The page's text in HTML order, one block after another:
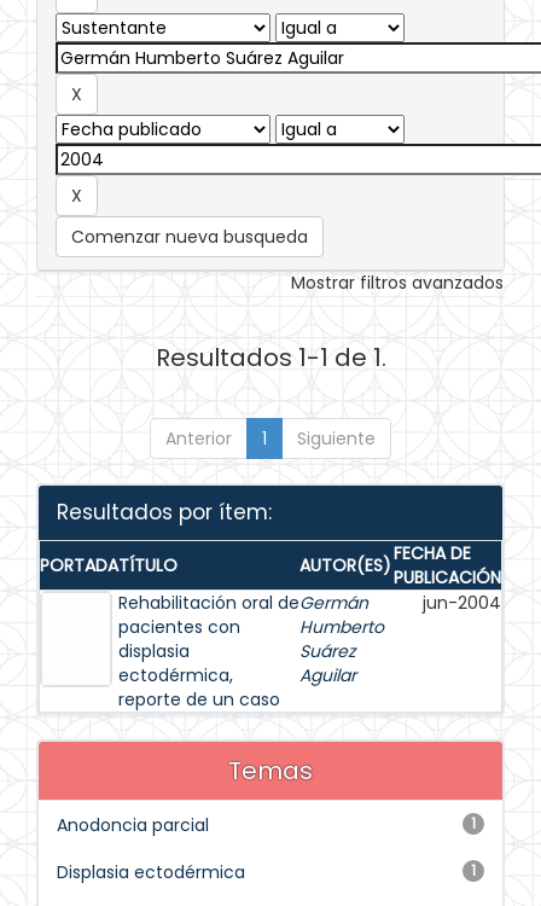
Comenzar nueva busqueda
Mostrar filtros avanzados
Resultados 1-1 de 1.
Anterior 1 Siguiente
Resultados por ítem:
PORTADATÍTULO AUTOR(ES)FECHA DE
PUBLICACIÓN
Rehabilitación oral de
pacientes con
displasia
ectodérmica,
reporte de un caso
Germán
Humberto
Suárez
Aguilar
jun-2004
Temas
1
Anodoncia parcial
1
Displasia ectodérmica